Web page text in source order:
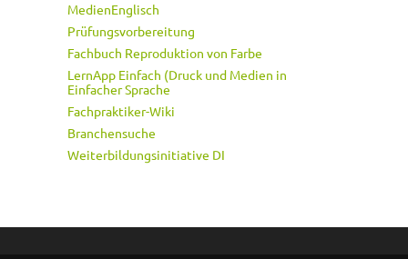
MedienEnglisch
Prüfungsvorbereitung
Fachbuch Reproduktion von Farbe
LernApp Einfach (Druck und Medien in
Einfacher Sprache
Fachpraktiker-Wiki
Branchensuche
Weiterbildungsinitiative DI